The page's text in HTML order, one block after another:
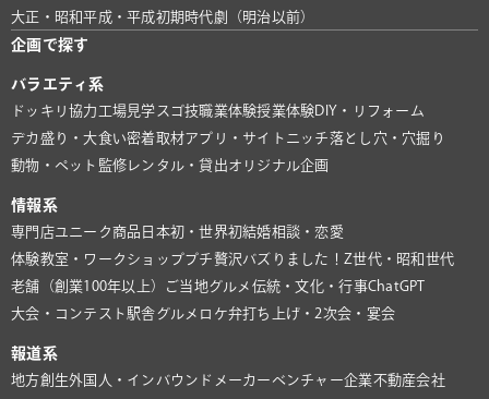
大正・昭和平成・平成初期時代劇（明治以前）
企画で探す
バラエティ系
ドッキリ協力 工場見学 スゴ技職業体験授業体験 DIY・リフォーム
デカ盛り・大食い密着取材アプリ・サイト ニッチ落とし穴・穴掘り
動物・ペット 監修 レンタル・貸出オリジナル企画
情報系
専門店ユニーク商品 日本初・世界初結婚相談・恋愛
体験教室・ワークショッププチ贅沢バズりました！ Z世代・昭和世代
老舗（創業100年以上）
ご当地グルメ 伝統・文化・行事ChatGPT
大会・コンテスト 駅舎グルメ ロケ弁打ち上げ・2次会・宴会
報道系
地方創生外国人・インバウンド メーカー ベンチャー企業不動産会社